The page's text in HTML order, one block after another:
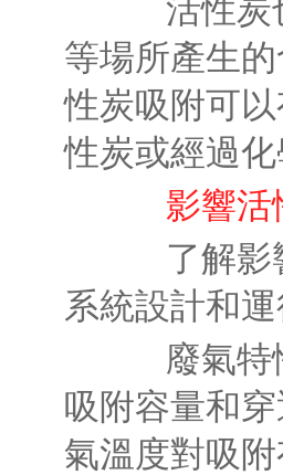
活性炭也
等場所產生
性炭吸附可
性炭或經過
影響活
了解影響
系統設計和
廢氣特性
吸附容量和
氣溫度對吸